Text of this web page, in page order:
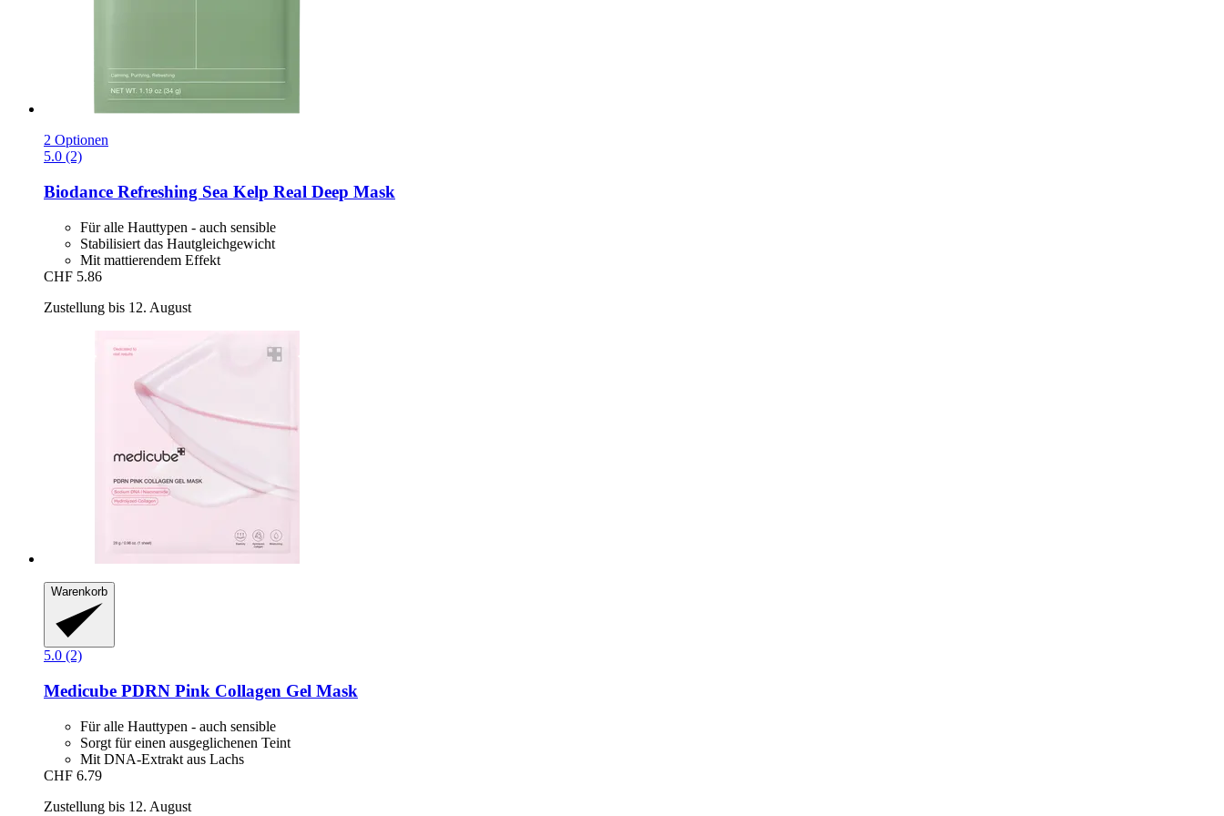
2 Optionen
5.0 (2)
Biodance Refreshing Sea Kelp Real Deep Mask
Für alle Hauttypen - auch sensible
Stabilisiert das Hautgleichgewicht
Mit mattierendem Effekt
CHF 5.86
Zustellung bis 12. August
Warenkorb
5.0 (2)
Medicube PDRN Pink Collagen Gel Mask
Für alle Hauttypen - auch sensible
Sorgt für einen ausgeglichenen Teint
Mit DNA-Extrakt aus Lachs
CHF 6.79
Zustellung bis 12. August